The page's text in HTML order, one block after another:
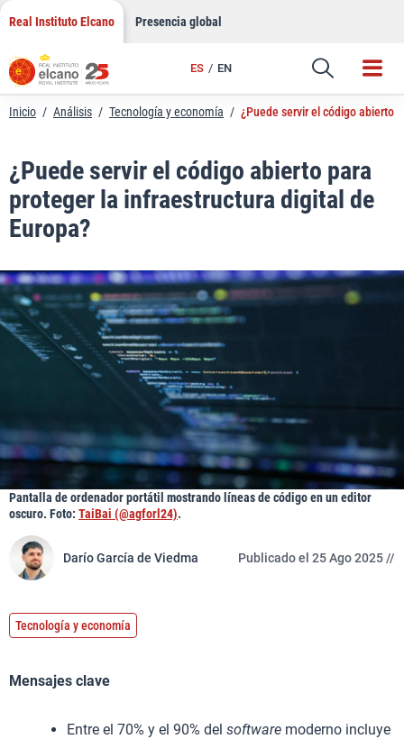
Saltar
contenido
Real Instituto Elcano Presencia global
ES EN
Enlace
Inicio / Análisis / Tecnología y economía / ¿Puede servir el código abierto
¿Puede servir el código abierto para
proteger la infraestructura digital de
Europa?
Pantalla de ordenador portátil mostrando líneas de código en un editor
oscuro. Foto: TaiBai (@agforl24).
Darío García de Viedma Publicado el 25 Ago 2025 //
Tecnología y economía
Mensajes clave
Entre el 70% y el 90% del software moderno incluye